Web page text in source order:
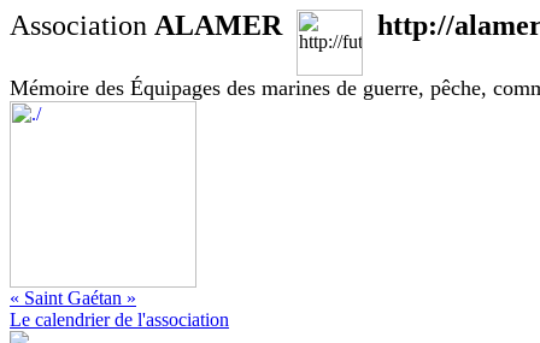
Association ALAMER http://
Mémoire des Équipages des marines de guerre, pêche,
« Saint Gaétan »
Le calendrier de l'association